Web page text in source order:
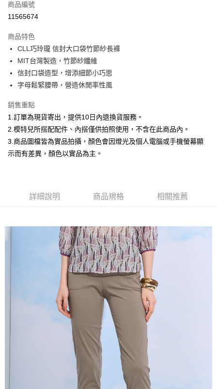
信用卡分期付款
合作金庫商業銀行
華南商業銀行
彰化商業銀行
上海商業儲蓄銀行
國泰世華商業銀行
臺灣中小企業銀行
聯邦商業銀行
元大商業銀行
永豐商業銀行
台新國際商業銀行
中國信託商業銀行
台灣樂天信用卡公司
超商取貨付款
LINE Pay
Apple Pay
悠遊付
Google Pay
全盈+PAY
【大哥付你分期使用說明】
1.本服務由台灣大哥大提供，台灣大哥大用戶可立即使用無須另外申請。
成交易。
3.實際核准額度、可分期數及費用金額請依後續交易確認頁面所載為準。
4.訂單成立30分鐘內，如未前往確認交易或遇審核未通過，訂單將自動取
消。如遇「轉專審核」未通過狀況，表示未達大哥付你分期系統評分，恕無
1.分期款項不併入電信帳單，「大哥付你分期」於每月結算日後寄送繳費提
2.透過簡訊連結打開帳單後，可選擇「超商條碼／台灣大直營門市／銀行轉
帳／街口支付／iPASS MONEY」等通路繳費。
1.本服務係由「台灣大哥大股份有限公司」（以下簡稱本公司）所提供，讓
用戶於交易時，得透過本服務購買商品或服務，並由商店將買賣／分期付款
買賣價金債權讓與本公司後，依約使用本公司帳單繳交帳款。
2.基於同意付款使用「大哥付你分期」之契約關係目的，商店將以您的個人
資料（包含姓名、電話或地址）提供予台灣大哥大進項蒐集、處理及利用，
由本公司與您本人進行分期帳單所需資料之確認、核對及更正。
3.完整用戶服務條款，請詳閱以下連結：
https://oppay.tw/userRule
AFTEE先享後付
AFTEE先享後付是「在收到商品之後才付款」的支付方式。 讓您購物簡單
１．簡單：不需註冊會員、不需綁卡、不需儲值。
２．便利：只要手機號碼，簡訊認證，即可結帳。
３．安心：先確認商品／服務後，再付款。
【「AFTEE先享後付」結帳流程】
１．於結帳方式選擇「AFTEE先享後付」後，將跳轉至「AFTEE先享後付」
結帳頁面，進行簡訊認證並確認金額後，即可完成結帳。
２．訂單成立數日內，您將收到繳費通知簡訊。
３．收到繳費通知簡訊後14天內，點擊此簡訊中的連結，可透過四大超商／
ATM／網路銀行／等多元方式進行付款，方視為交易完成。
※ 請注意：結帳手續完成當下不需立刻繳費，但若您需要取消訂單，請聯絡
購買商品的店家。未經商家同意取消之訂單仍視為有效，需透過AFTEE先享
※ 交易是否成功請以「AFTEE先享後付 」之結帳頁面顯示為準，若有關於
是否繳費成功／繳費後需取消欲退款等相關疑問，請聯繫「AFTEE先享後付
https://netprotections.freshdesk.com/support/home
每筆NT$120，滿NT$2,000(含以上)免運費
7-11取貨付款
每筆NT$120，滿NT$2,000(含以上)免運費
宅配
每筆NT$120，滿NT$2,000(含以上)免運費
商品編號
11565674
商品特色
CLL巧玲瓏 信封大口袋竹節紗長褲
MIT台灣製造，竹節紗纖維
信封口袋造型，增添細節小巧思
字母鬆緊腰帶，營造休閒率性風
銷售重點
1.訂單為現貨寄出，提供10日內退換貨服務。
2.模特兒所搭配配件、內搭僅供拍照使用，不含在此商品內。
3.商品圖檔皆為實品拍攝，顏色會因燈光及個人電腦或手機螢幕顯
示而有差異，顏色以實品為主。
詳細說明 商品規格 相關推薦